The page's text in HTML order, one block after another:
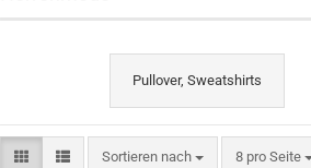
Pullover, Sweatshirts
Sortieren nach
Sortieren nach 8 pro Seite
pro Seite